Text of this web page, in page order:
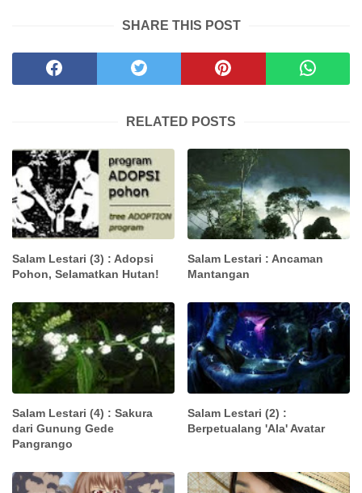
SHARE THIS POST
RELATED POSTS
Salam Lestari (3) : Adopsi
Pohon, Selamatkan Hutan!
Salam Lestari : Ancaman
Mantangan
Salam Lestari (4) : Sakura
dari Gunung Gede
Pangrango
Salam Lestari (2) :
Berpetualang 'Ala' Avatar